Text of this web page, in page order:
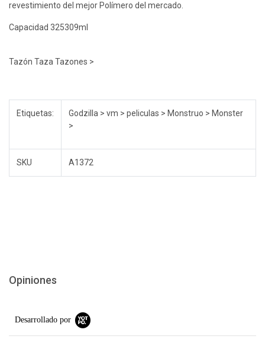
revestimiento del mejor Polímero del mercado.
Capacidad 325309ml
Tazón Taza Tazones >
Etiquetas:
Godzilla > vm > peliculas > Monstruo > Monster
>
SKU A1372
Opiniones
Desarrollado por